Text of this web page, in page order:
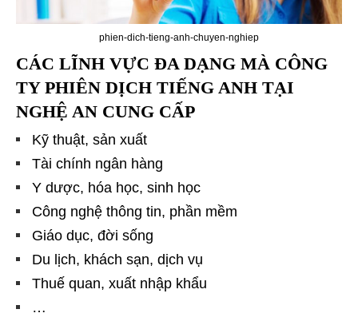
phien-dich-tieng-anh-chuyen-nghiep
CÁC LĨNH VỰC ĐA DẠNG MÀ CÔNG
TY PHIÊN DỊCH TIẾNG ANH TẠI
NGHỆ AN CUNG CẤP
Kỹ thuật, sản xuất
Tài chính ngân hàng
Y dược, hóa học, sinh học
Công nghệ thông tin, phần mềm
Giáo dục, đời sống
Du lịch, khách sạn, dịch vụ
Thuế quan, xuất nhập khẩu
…